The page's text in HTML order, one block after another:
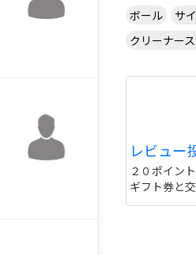
ボール
サ
クリーナー
レビュー
２０ポイン
ギフト券と